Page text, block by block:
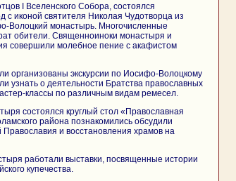
I Вселенского Собора, состоялся
иконой святителя Николая Чудотворца из
Волоцкий монастырь. Многочисленные
обители. Священноиноки монастыря и
совершили молебное пение с акафистом
организованы экскурсии по Иосифо-Волоцкому
узнать о деятельности Братства православных
классы по различным видам ремесел.
состоялся круглый стол «Православная
района познакомились обсудили
и восстановления храмов на
работали выставки, посвященные истории
купечества.